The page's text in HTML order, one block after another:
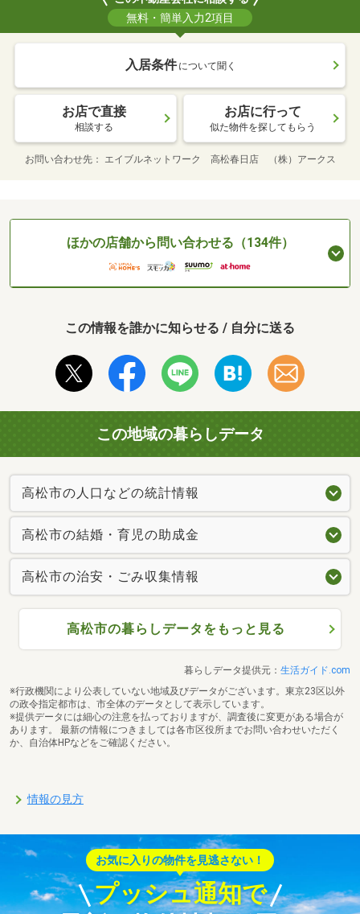
無料・簡単入力2項目
入居条件 について聞く
お店で直接
相談する
お店に行って
似た物件を探してもらう
お問い合わせ先 エイブルネットワーク 高松春日店 （株）アークス
ほかの店舗から問い合わせる（134件）
この情報を誰かに知らせる / 自分に送る
この地域の暮らしデータ
高松市の人口などの統計情報
高松市の結婚・育児の助成金
高松市の治安・ごみ収集情報
高松市の暮らしデータをもっと見る
暮らしデータ提供元： 生活ガイド.com
※行政機関により公表していない地域及びデータがございます。東京23区以外
の政令指定都市は、市全体のデータとして表示しています。
※提供データには細心の注意を払っておりますが、調査後に変更がある場合が
あります。 最新の情報につきましては各市区役所までお問い合わせいただく
か、自治体HPなどをご確認ください。
情報の見方
お気に入りの物件を見逃さない！
プッシュ通知で